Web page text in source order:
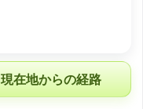
現在地からの経路